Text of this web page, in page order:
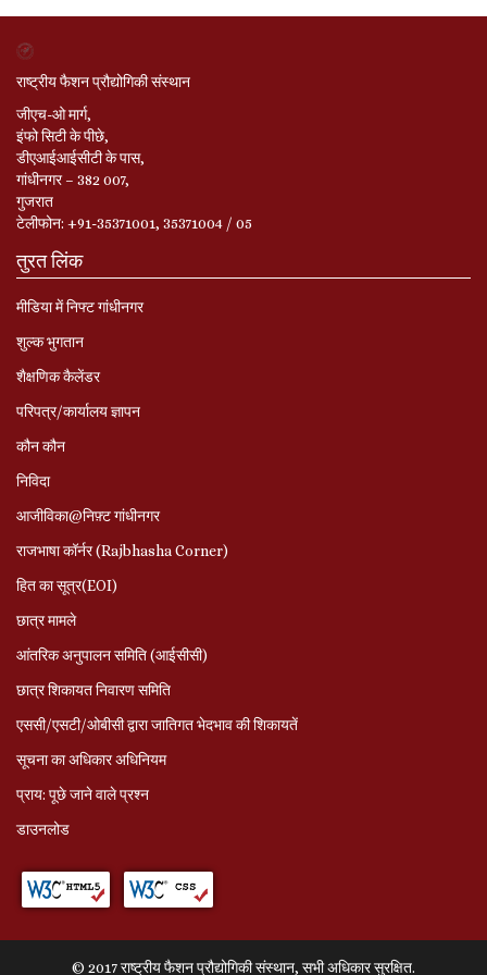
राष्ट्रीय फैशन प्रौद्योगिकी संस्थान
जीएच-ओ मार्ग,
इंफो सिटी के पीछे,
डीएआईआईसीटी के पास,
गांधीनगर – 382 007,
गुजरात
टेलीफोन: +91-35371001, 35371004 / 05
तुरत लिंक
मीडिया में निफ्ट गांधीनगर
शुल्क भुगतान
शैक्षणिक कैलेंडर
परिपत्र/कार्यालय ज्ञापन
कौन कौन
निविदा
आजीविका@निफ़्ट गांधीनगर
राजभाषा कॉर्नर (Rajbhasha Corner)
हित का सूत्र(EOI)
छात्र मामले
आंतरिक अनुपालन समिति (आईसीसी)
छात्र शिकायत निवारण समिति
एससी/एसटी/ओबीसी द्वारा जातिगत भेदभाव की शिकायतें
सूचना का अधिकार अधिनियम
प्राय: पूछे जाने वाले प्रश्‍न
डाउनलोड
© 2017 राष्ट्रीय फैशन प्रौद्योगिकी संस्थान, सभी अधिकार सुरक्षित.